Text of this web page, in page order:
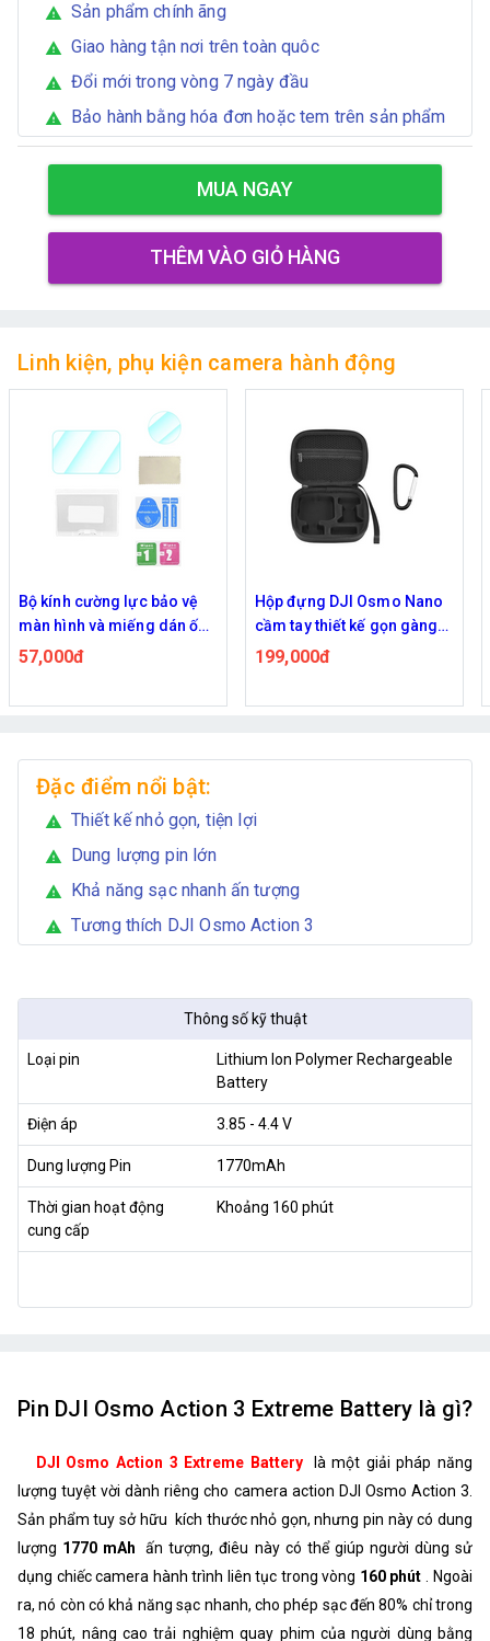
warning Sản phẩm chính ãng
warning Giao hàng tận nơi trên toàn quôc
warning Đổi mới trong vòng 7 ngày đầu
warning Bảo hành bằng hóa đơn hoặc tem trên sản phẩm
MUA NGAY
THÊM VÀO GIỎ HÀNG
Linh kiện, phụ kiện camera hành động
Bộ kính cường lực bảo vệ
màn hình và miếng dán ống
kính DJI Osmo Nano
57,000đ
Hộp đựng DJI Osmo Nano
cầm tay thiết kế gọn gàng
tiện mang theo
199,000đ
Đặc điểm nổi bật:
warning Thiết kế nhỏ gọn, tiện lợi
warning Dung lượng pin lớn
warning Khả năng sạc nhanh ấn tượng
warning Tương thích DJI Osmo Action 3
Thông số kỹ thuật
Loại pin
Lithium Ion Polymer Rechargeable
Battery
Điện áp 3.85 - 4.4 V
Dung lượng Pin 1770mAh
Thời gian hoạt động
cung cấp
Khoảng 160 phút
Pin DJI Osmo Action 3 Extreme Battery là gì?
DJI Osmo Action 3 Extreme Battery
là một giải pháp năng
lượng tuyệt vời dành riêng cho camera action DJI Osmo Action 3.
Sản phẩm tuy sở hữu kích thước nhỏ gọn, nhưng pin này có dung
lượng 1770 mAh
ấn tượng, điêu này có thể giúp người dùng sử
dụng chiếc camera hành trình liên tục trong vòng 160 phút
. Ngoài
ra, nó còn có khả năng sạc nhanh, cho phép sạc đến 80% chỉ trong
18 phút, nâng cao trải nghiệm quay phim của người dùng bằng